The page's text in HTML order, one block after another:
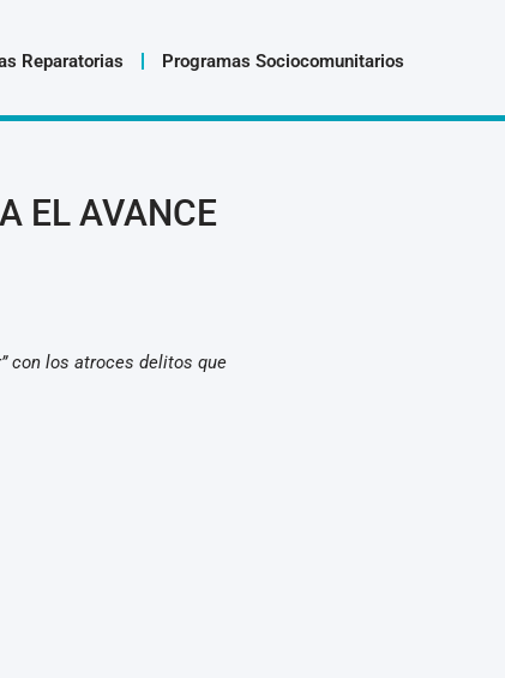
Reparatorias Programas Sociocomunitarios
EL AVANCE
con los atroces delitos que